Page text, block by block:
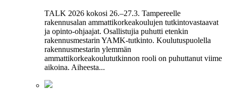
TALK 2026 kokosi 26.–27.3. Tampereelle
rakennusalan ammattikorkeakoulujen tutkintovastaavat
ja opinto-ohjaajat. Osallistujia puhutti etenkin
rakennusmestarin YAMK-tutkinto. Koulutuspuolella
rakennusmestarin ylemmän
ammattikorkeakoulututkinnon rooli on puhuttanut viime
­aikoina. ­Aiheesta...